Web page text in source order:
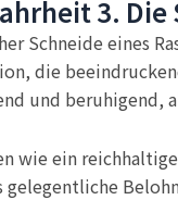
3. Die
Schneide eines
die
und beruhigend,
wie ein